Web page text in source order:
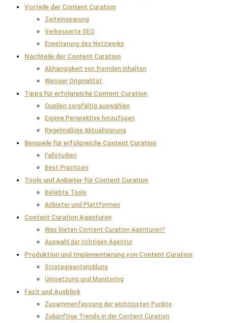
Vorteile der Content Curation
Zeiteinsparung
Verbesserte SEO
Erweiterung des Netzwerks
Nachteile der Content Curation
Abhängigkeit von fremden Inhalten
Weniger Originalität
Tipps für erfolgreiche Content Curation
Quellen sorgfältig auswählen
Eigene Perspektive hinzufügen
Regelmäßige Aktualisierung
Beispiele für erfolgreiche Content Curation
Fallstudien
Best Practices
Tools und Anbieter für Content Curation
Beliebte Tools
Anbieter und Plattformen
Content Curation Agenturen
Was bieten Content Curation Agenturen?
Auswahl der richtigen Agentur
Produktion und Implementierung von Content Curation
Strategieentwicklung
Umsetzung und Monitoring
Fazit und Ausblick
Zusammenfassung der wichtigsten Punkte
Zukünftige Trends in der Content Curation